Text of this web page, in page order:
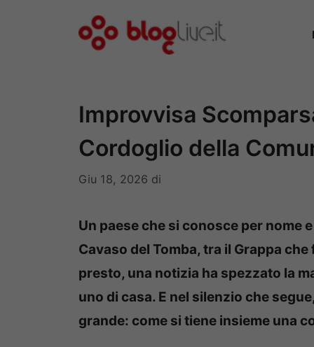
Improvvisa
Cordoglio della
Giu 18, 2026 di
Un paese che si conosce per nome
Cavaso del Tomba, tra il Grappa
presto, una notizia ha spezzato la
uno di casa. E nel silenzio che
grande: come si tiene insieme una